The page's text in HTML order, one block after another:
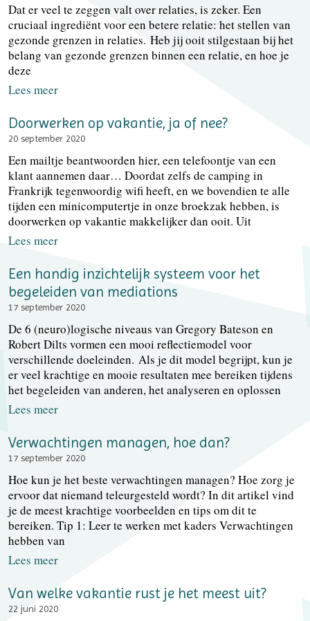
Dat er veel te zeggen valt over relaties, is zeker. Een
cruciaal ingrediënt voor een betere relatie: het stellen van
gezonde grenzen in relaties. Heb jij ooit stilgestaan bij het
belang van gezonde grenzen binnen een relatie, en hoe je
deze
Lees meer
Doorwerken op vakantie, ja of nee?
20 september 2020
Een mailtje beantwoorden hier, een telefoontje van een
klant aannemen daar… Doordat zelfs de camping in
Frankrijk tegenwoordig wifi heeft, en we bovendien te alle
tijden een minicomputertje in onze broekzak hebben, is
doorwerken op vakantie makkelijker dan ooit. Uit
Lees meer
Een handig inzichtelijk systeem voor het
begeleiden van mediations
17 september 2020
De 6 (neuro)logische niveaus van Gregory Bateson en
Robert Dilts vormen een mooi reflectiemodel voor
verschillende doeleinden. Als je dit model begrijpt, kun je
er veel krachtige en mooie resultaten mee bereiken tijdens
het begeleiden van anderen, het analyseren en oplossen
Lees meer
Verwachtingen managen, hoe dan?
17 september 2020
Hoe kun je het beste verwachtingen managen? Hoe zorg je
ervoor dat niemand teleurgesteld wordt? In dit artikel vind
je de meest krachtige voorbeelden en tips om dit te
bereiken. Tip 1: Leer te werken met kaders Verwachtingen
hebben van
Lees meer
Van welke vakantie rust je het meest uit?
22 juni 2020